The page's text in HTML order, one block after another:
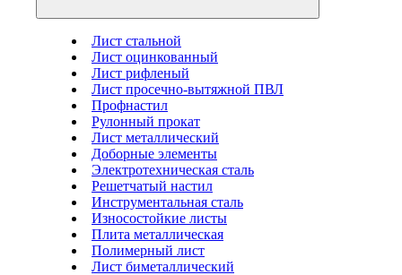
Лист стальной
Лист оцинкованный
Лист рифленый
Лист просечно-вытяжной ПВЛ
Профнастил
Рулонный прокат
Лист металлический
Доборные элементы
Электротехническая сталь
Решетчатый настил
Инструментальная сталь
Износостойкие листы
Плита металлическая
Полимерный лист
Лист биметаллический